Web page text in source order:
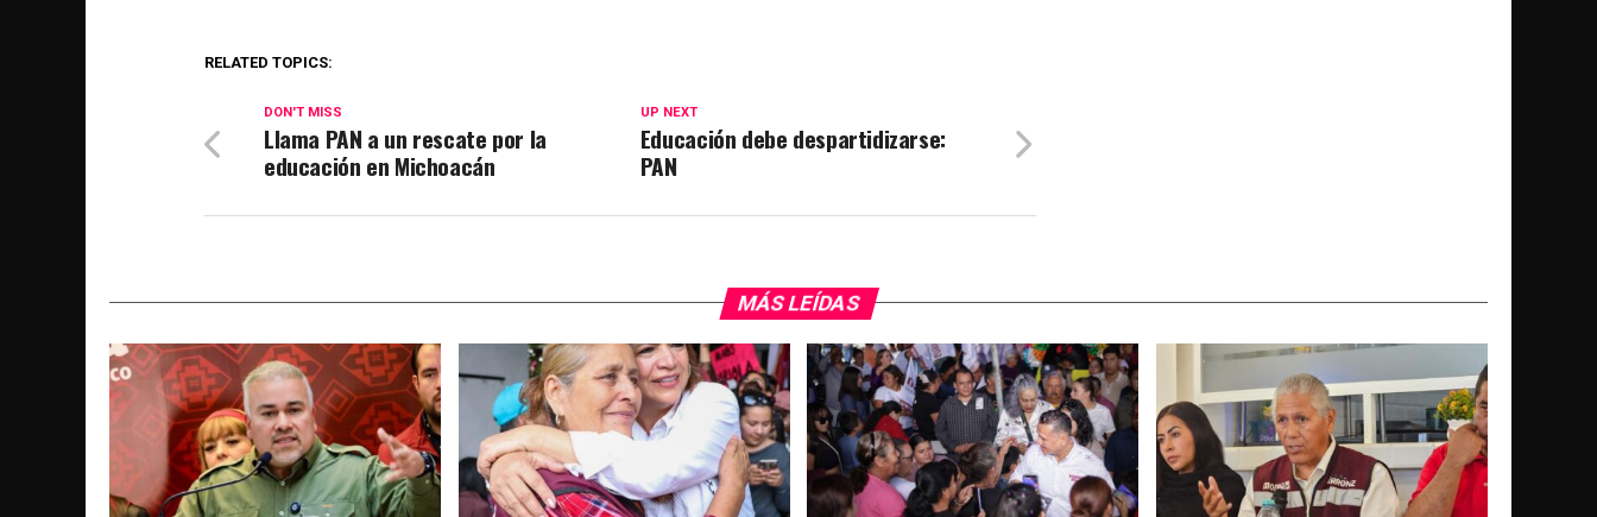
RELATED TOPICS:
UP NEXT
Educación debe despartidizarse:
PAN
DON'T MISS
Llama PAN a un rescate por la
educación en Michoacán
MÁS LEÍDAS